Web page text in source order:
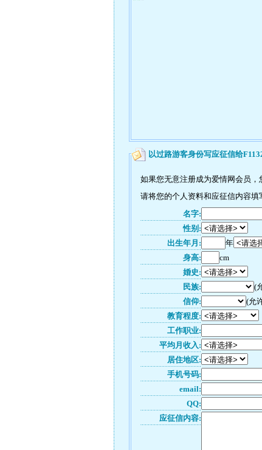
以过路游客身份写应征信给
如果您无意注册成为爱情网会员，
请将您的个人资料和应征信内容填
名字:
性别:
出生年月:
年
身高:
cm
婚史:
民族:
(
信仰:
(允
教育程度:
工作职业:
平均月收入:
居住地区:
手机号码:
email:
QQ:
应征信内容: